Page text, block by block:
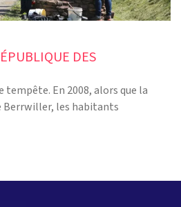
DES
tempête. En 2008, alors que la
Berrwiller, les habitants